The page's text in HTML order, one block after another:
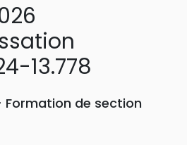
13.778
de section